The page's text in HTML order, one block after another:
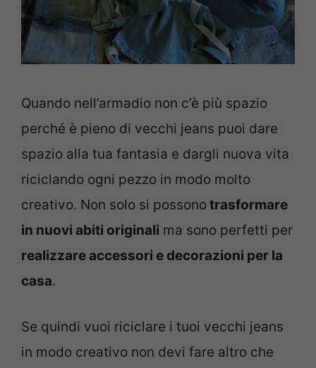
Quando nell’armadio non c’è più spazio
perché è pieno di vecchi jeans puoi dare
spazio alla tua fantasia e dargli nuova vita
riciclando ogni pezzo in modo molto
creativo. Non solo si possonotrasformare
in nuovi abiti originali ma sono perfetti per
realizzare accessori e decorazioni per la
casa.
Se quindi vuoi riciclare i tuoi vecchi jeans
in modo creativo non devi fare altro che